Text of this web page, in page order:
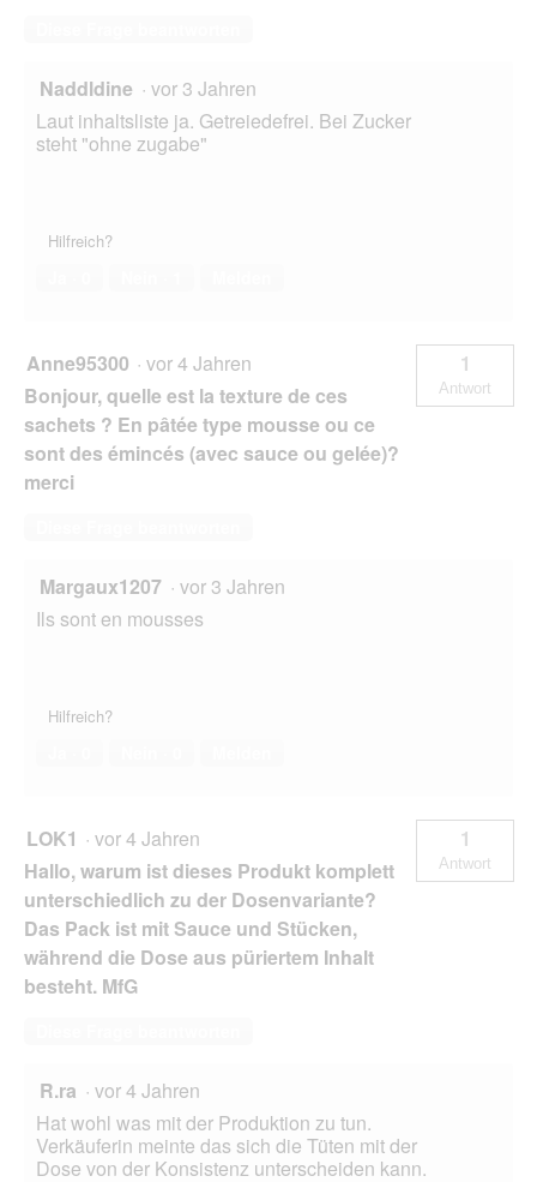
Naddldine · vor 3 Jahren
Laut inhaltsliste ja. Getreiedefrei. Bei Zucker
steht "ohne zugabe"
Hilfreich?
Anne95300 · vor 4 Jahren
Bonjour, quelle est la texture de ces
sachets ? En pâtée type mousse ou ce
sont des émincés (avec sauce ou gelée)?
merci
1
Antwort
Margaux1207 · vor 3 Jahren
Ils sont en mousses
Hilfreich?
LOK1 · vor 4 Jahren
Hallo, warum ist dieses Produkt komplett
unterschiedlich zu der Dosenvariante?
Das Pack ist mit Sauce und Stücken,
während die Dose aus püriertem Inhalt
besteht. MfG
1
Antwort
R.ra · vor 4 Jahren
Hat wohl was mit der Produktion zu tun.
Verkäuferin meinte das sich die Tüten mit der
Dose von der Konsistenz unterscheiden kann.